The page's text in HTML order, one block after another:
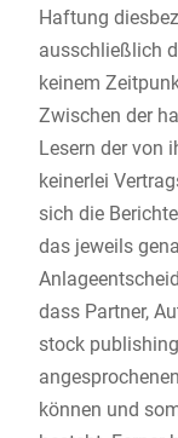
Haftung
ausschließlich
keinem
Zwischen der
Lesern der von
keinerlei
sich die
das jeweils
dass Partner,
stock
können und